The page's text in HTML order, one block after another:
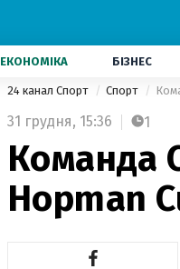
ЕКОНОМІКА БІЗНЕС
24 канал Спорт Спорт
31 грудня, 15:36 1
Команда
Hopman